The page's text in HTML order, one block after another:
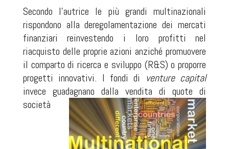
Secondo l’autrice le più grandi multinazionali
rispondono alla deregolamentazione dei mercati
finanziari reinvestendo i loro profitti nel
riacquisto delle proprie azioni anziché promuovere
il comparto di ricerca e sviluppo (R&S) o proporre
progetti innovativi. I fondi di venture capital
invece guadagnano dalla vendita di quote di
società